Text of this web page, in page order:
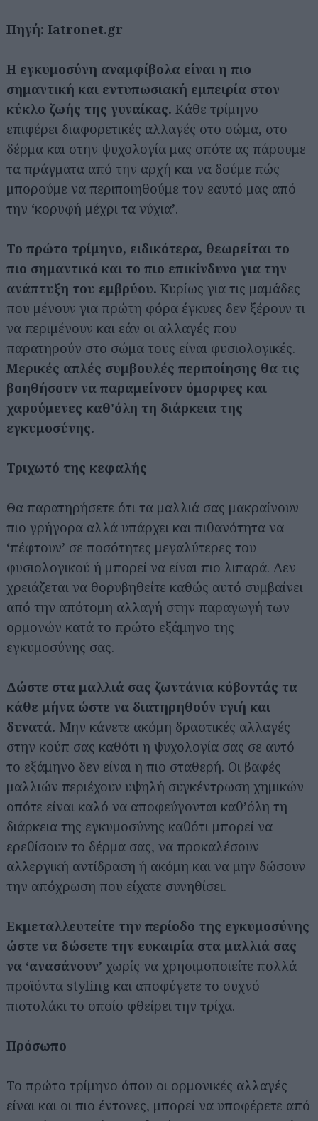
Πηγή: Iatronet.gr
Η εγκυμοσύνη αναμφίβολα είναι η πιο
σημαντική και εντυπωσιακή εμπειρία στον
κύκλο ζωής της γυναίκας. Κάθε τρίμηνο
επιφέρει διαφορετικές αλλαγές στο σώμα, στο
δέρμα και στην ψυχολογία μας οπότε ας πάρουμε
τα πράγματα από την αρχή και να δούμε πώς
μπορούμε να περιποιηθούμε τον εαυτό μας από
την ‘κορυφή μέχρι τα νύχια’.
Το πρώτο τρίμηνο, ειδικότερα, θεωρείται το
πιο σημαντικό και το πιο επικίνδυνο για την
ανάπτυξη του εμβρύου. Κυρίως για τις μαμάδες
που μένουν για πρώτη φόρα έγκυες δεν ξέρουν τι
να περιμένουν και εάν οι αλλαγές που
παρατηρούν στο σώμα τους είναι φυσιολογικές.
Μερικές απλές συμβουλές περιποίησης θα τις
βοηθήσουν να παραμείνουν όμορφες και
χαρούμενες καθ'όλη τη διάρκεια της
εγκυμοσύνης.
Τριχωτό της κεφαλής
Θα παρατηρήσετε ότι τα μαλλιά σας μακραίνουν
πιο γρήγορα αλλά υπάρχει και πιθανότητα να
‘πέφτουν’ σε ποσότητες μεγαλύτερες του
φυσιολογικού ή μπορεί να είναι πιο λιπαρά. Δεν
χρειάζεται να θορυβηθείτε καθώς αυτό συμβαίνει
από την απότομη αλλαγή στην παραγωγή των
ορμονών κατά το πρώτο εξάμηνο της
εγκυμοσύνης σας.
Δώστε στα μαλλιά σας ζωντάνια κόβοντάς τα
κάθε μήνα ώστε να διατηρηθούν υγιή και
δυνατά. Μην κάνετε ακόμη δραστικές αλλαγές
στην κούπ σας καθότι η ψυχολογία σας σε αυτό
το εξάμηνο δεν είναι η πιο σταθερή. Οι βαφές
μαλλιών περιέχουν υψηλή συγκέντρωση χημικών
οπότε είναι καλό να αποφεύγονται καθ’όλη τη
διάρκεια της εγκυμοσύνης καθότι μπορεί να
ερεθίσουν το δέρμα σας, να προκαλέσουν
αλλεργική αντίδραση ή ακόμη και να μην δώσουν
την απόχρωση που είχατε συνηθίσει.
Εκμεταλλευτείτε την περίοδο της εγκυμοσύνης
ώστε να δώσετε την ευκαιρία στα μαλλιά σας
να ‘ανασάνουν’ χωρίς να χρησιμοποιείτε πολλά
προϊόντα styling και αποφύγετε το συχνό
πιστολάκι το οποίο φθείρει την τρίχα.
Πρόσωπο
Το πρώτο τρίμηνο όπου οι ορμονικές αλλαγές
είναι και οι πιο έντονες, μπορεί να υποφέρετε από